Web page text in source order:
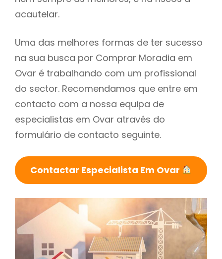
acautelar.
Uma das melhores formas de ter sucesso
na sua busca por Comprar Moradia em
Ovar é trabalhando com um profissional
do sector. Recomendamos que entre em
contacto com a nossa equipa de
especialistas em Ovar através do
formulário de contacto seguinte.
Contactar Especialista Em Ovar